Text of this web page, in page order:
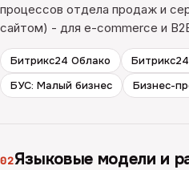
процессов отдела продаж и
сайтом) - для e-commerce и
Битрикс24 Облако
БУС: Малый бизнес
Бизнес-
02Языковые модели и